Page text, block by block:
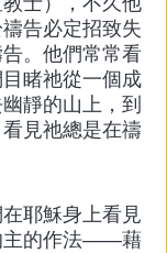
告必定招致失
。他們常常看
睹祂從一個成
靜的山上，到
見祂總是在禱
耶穌身上看見
主的作法――藉